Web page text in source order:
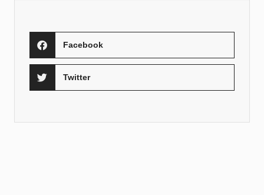
Facebook
Twitter